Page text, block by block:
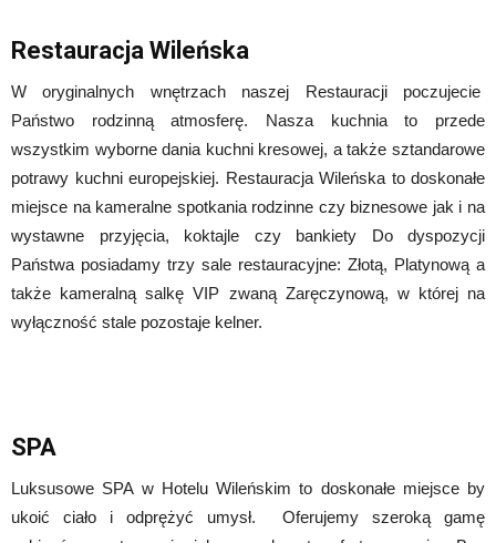
Restauracja Wileńska
W oryginalnych wnętrzach naszej Restauracji poczujecie
Państwo rodzinną atmosferę. Nasza kuchnia to przede
wszystkim wyborne dania kuchni kresowej, a także sztandarowe
potrawy kuchni europejskiej. Restauracja Wileńska to doskonałe
miejsce na kameralne spotkania rodzinne czy biznesowe jak i na
wystawne przyjęcia, koktajle czy bankiety Do dyspozycji
Państwa posiadamy trzy sale restauracyjne: Złotą, Platynową a
także kameralną salkę VIP zwaną Zaręczynową, w której na
wyłączność stale pozostaje kelner.
SPA
Luksusowe SPA w Hotelu Wileńskim to doskonałe miejsce by
ukoić ciało i odprężyć umysł. Oferujemy szeroką gamę